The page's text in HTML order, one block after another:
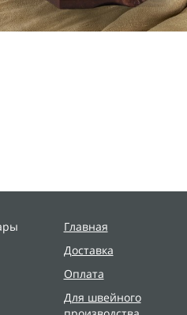
Главная
Доставка
Оплата
Для швейного